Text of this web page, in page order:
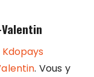
. Vous y